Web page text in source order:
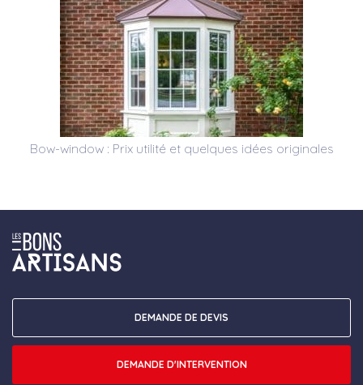
Bow-window : Prix utilité et quelques idées originales
DEMANDE DE DEVIS
DEMANDE D'INTERVENTION